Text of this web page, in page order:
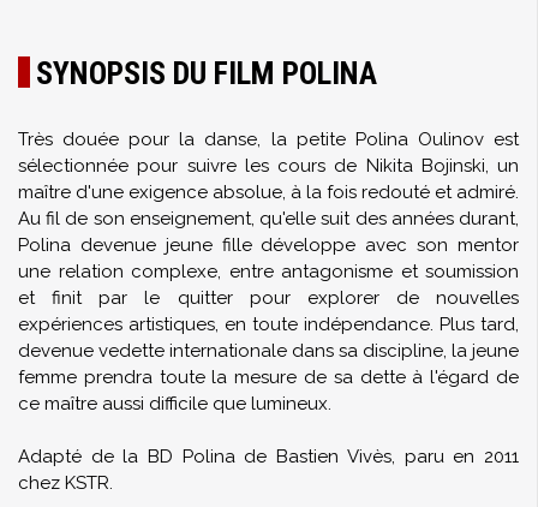
SYNOPSIS DU FILM POLINA
Très douée pour la danse, la petite Polina Oulinov est
sélectionnée pour suivre les cours de Nikita Bojinski, un
maître d'une exigence absolue, à la fois redouté et admiré.
Au fil de son enseignement, qu'elle suit des années durant,
Polina devenue jeune fille développe avec son mentor
une relation complexe, entre antagonisme et soumission
et finit par le quitter pour explorer de nouvelles
expériences artistiques, en toute indépendance. Plus tard,
devenue vedette internationale dans sa discipline, la jeune
femme prendra toute la mesure de sa dette à l'égard de
ce maître aussi difficile que lumineux.
Adapté de la BD Polina de Bastien Vivès, paru en 2011
chez KSTR.